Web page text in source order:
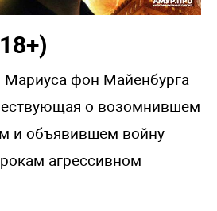
Мариуса фон Майенбурга
о возомнившем
и объявившем войну
агрессивном